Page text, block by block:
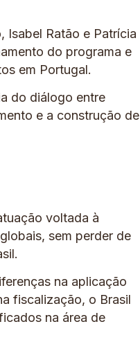
Isabel Ratão e Patrícia
do programa e
em Portugal.
do diálogo entre
e a construção de
voltada à
sem perder de
na aplicação
fiscalização, o Brasil
na área de